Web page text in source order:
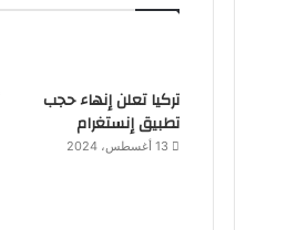
تركيا تعلن إنهاء حجب
تطبيق إنستغرام
13 أغسطس، 2024